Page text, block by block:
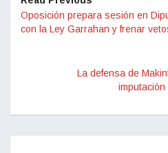
Oposición prepara sesión en
con la Ley Garrahan y frenar
La defensa de
imputación